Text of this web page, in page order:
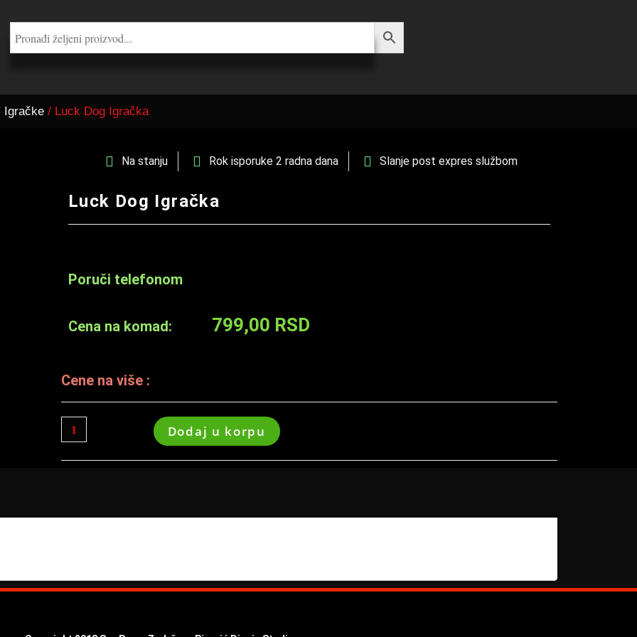
Igračke / Luck Dog Igračka
Na stanju Rok isporuke 2 radna dana Slanje post expres službom
Luck Dog Igračka
Poruči telefonom
Cena na komad: 799,00 RSD
Cene na više :
Dodaj u korpu